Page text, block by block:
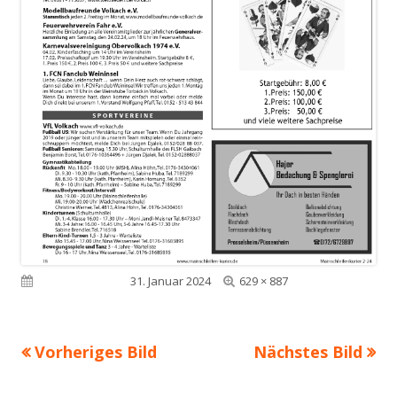
Veröffentlicht am31. Januar 2024
Volle
629 × 887
Vorheriges Bild Nächstes Bild